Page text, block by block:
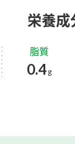
栄養成
脂質
0.4 g